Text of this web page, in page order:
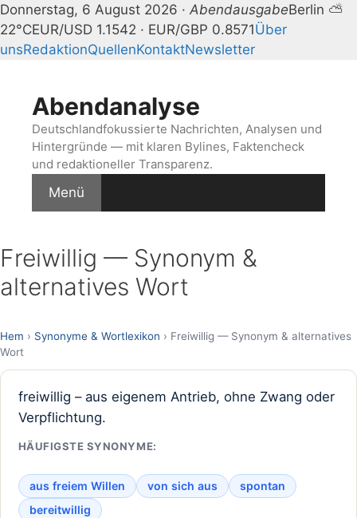
Donnerstag, 6 August 2026 · AbendausgabeBerlin ⛅
22°CEUR/USD 1.1542 · EUR/GBP 0.8571Über
unsRedaktionQuellenKontaktNewsletter
springenAbendanalyse
Deutschlandfokussierte Nachrichten, Analysen und
Hintergründe — mit klaren Bylines, Faktencheck
und redaktioneller Transparenz.
Menü
Freiwillig — Synonym &
alternatives Wort
Hem › Synonyme & Wortlexikon › Freiwillig — Synonym & alternatives
Wort
freiwillig – aus eigenem Antrieb, ohne Zwang oder
Verpflichtung.
HÄUFIGSTE SYNONYME:
aus freiem Willen von sich aus
spontan
bereitwillig